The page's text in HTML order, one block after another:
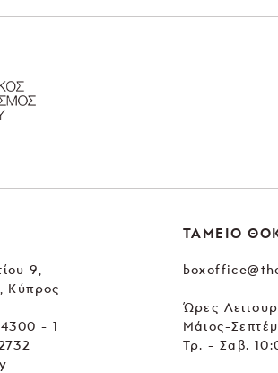
9,
Κύπρος
- 1
ΤΑΜΕΙΟ
Ώρες
Μάιος-
Τρ. - Σαβ.